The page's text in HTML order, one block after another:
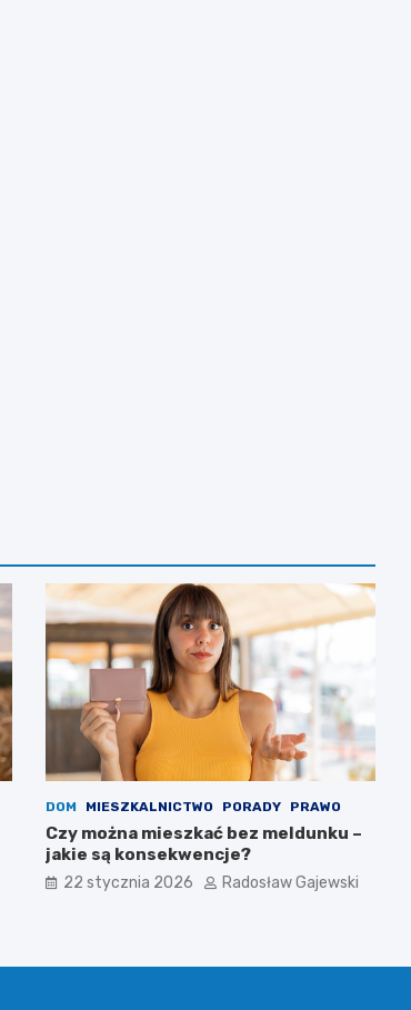
DOM MIESZKALNICTWO PORADY PRAWO
Czy można mieszkać bez meldunku –
jakie są konsekwencje?
22 stycznia 2026 Radosław Gajewski